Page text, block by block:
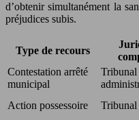
d’obtenir simultanément la
préjudices subis.
Type de recours
Contestation arrêté
municipal
Tribunal
Action possessoire